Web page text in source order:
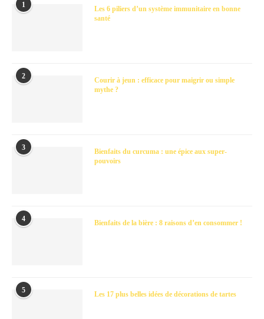
1
Les 6 piliers d’un système immunitaire en bonne
santé
2
Courir à jeun : efficace pour maigrir ou simple
mythe ?
3
Bienfaits du curcuma : une épice aux super-
pouvoirs
4 Bienfaits de la bière : 8 raisons d’en consommer !
5 Les 17 plus belles idées de décorations de tartes